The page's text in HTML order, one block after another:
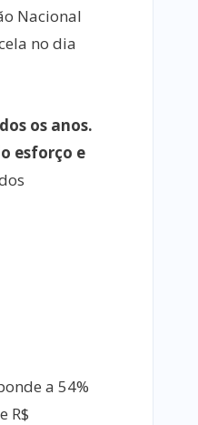
Nacional
no dia
os anos.
esforço e
a 54%
R$